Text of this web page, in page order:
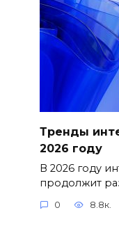
Тренды
2026 году
В 2026 году
продолжит
0 8.8к.